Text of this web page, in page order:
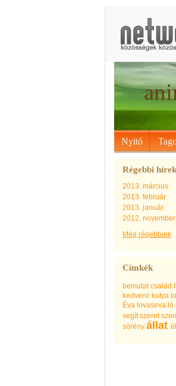
Nyitó
Régebbi hírek
2013. március
2013. február
2013. január
2012. november
Még régebbiek
Címkék
bemutat család
kedvenc kutya
Éva lovaseva ló
segít szeret
sörény állat